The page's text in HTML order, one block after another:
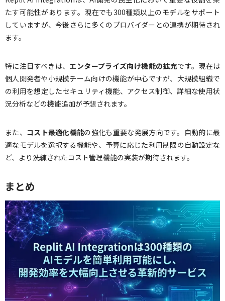
たす可能性があります。現在でも300種類以上のモデルをサポート
していますが、今後さらに多くのプロバイダーとの連携が期待され
ます。
特に注目すべきは、 エンタープライズ向け機能の拡充です。現在は
個人開発者や小規模チーム向けの機能が中心ですが、大規模組織で
の利用を想定したセキュリティ機能、アクセス制御、詳細な使用状
況分析などの機能追加が予想されます。
また、 コスト最適化機能の強化も重要な発展方向です。自動的に最
適なモデルを選択する機能や、予算に応じた利用制限の自動設定な
ど、より洗練されたコスト管理機能の実装が期待されます。
まとめ